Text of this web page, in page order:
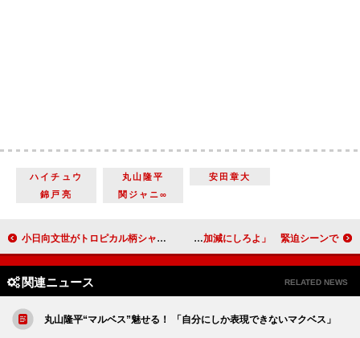
ハイチュウ 丸山隆平
安田章大
錦戸亮
関ジャニ∞
小日向文世がトロピカル柄シャツで真夏のサンタに 渥美清さん以来、いすゞ「エルフ」ＣＭに出演 松田翔太、浜野謙太に「いい加減にしろよ」 緊迫シーンで○○○
関連ニュース RELATED NEWS
丸山隆平“マルベス”魅せる！ 「自分にしか表現できないマクベス」